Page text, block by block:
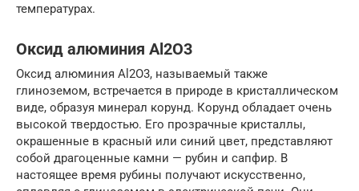
температурах.
Оксид алюминия Al2O3
Оксид алюминия Al2O3, называемый также
глиноземом, встречается в природе в кристаллическом
виде, образуя минерал корунд. Корунд обладает очень
высокой твердостью. Его прозрачные кристаллы,
окрашенные в красный или синий цвет, представляют
собой драгоценные камни — рубин и сапфир. В
настоящее время рубины получают искусственно,